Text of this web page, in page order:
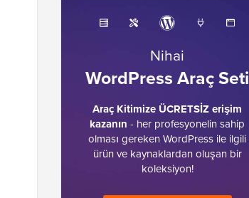
Nihai
WordPress Araç Seti
Araç Kitimize ÜCRETSİZ erişim
kazanın - her profesyonelin sahip
olması gereken WordPress ile ilgili
ürün ve kaynaklardan oluşan bir
koleksiyon!